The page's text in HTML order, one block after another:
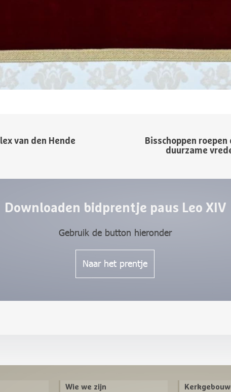
van den Hende
Bisschoppen
duurzame
Downloaden bidprentje paus Leo XIV
Gebruik de button hieronder
Naar het prentje
Wie we zijn